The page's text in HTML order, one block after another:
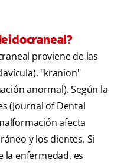
proviene de las
"kranion"
anormal). Según la
(Journal of Dental
afecta
y los dientes. Si
la enfermedad, es